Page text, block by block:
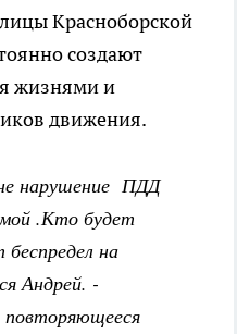
Красноборской
создают
жизнями и
движения.
нарушение ПДД
.Кто будет
на
Андрей. -
повторяющееся